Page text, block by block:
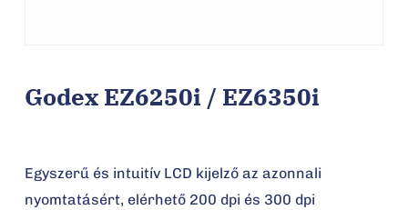
Godex EZ6250i / EZ6350i
Egyszerű és intuitív LCD kijelző az azonnali
nyomtatásért, elérhető 200 dpi és 300 dpi